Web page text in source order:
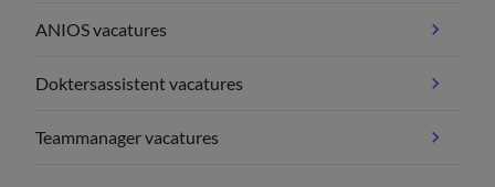
ANIOS vacatures
Doktersassistent vacatures
Teammanager vacatures